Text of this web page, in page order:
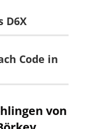
D6X
Code in
von